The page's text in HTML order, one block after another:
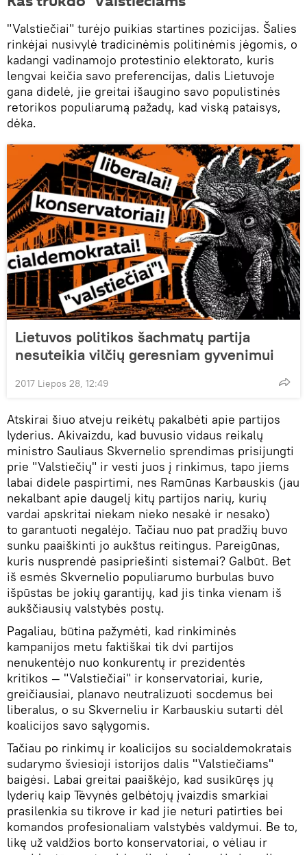
"Valstiečiai" turėjo puikias startines pozicijas. Šalies
rinkėjai nusivylė tradicinėmis politinėmis jėgomis, o
kadangi vadinamojo protestinio elektorato, kuris
lengvai keičia savo preferencijas, dalis Lietuvoje
gana didelė, jie greitai išaugino savo populistinės
retorikos populiarumą pažadų, kad viską pataisys,
dėka.
Lietuvos politikos šachmatų partija
nesuteikia vilčių geresniam gyvenimui
2017 Liepos 28, 12:49
Atskirai šiuo atveju reikėtų pakalbėti apie partijos
lyderius. Akivaizdu, kad buvusio vidaus reikalų
ministro Sauliaus Skvernelio sprendimas prisijungti
prie "Valstiečių" ir vesti juos į rinkimus, tapo jiems
labai didele paspirtimi, nes Ramūnas Karbauskis (jau
nekalbant apie daugelį kitų partijos narių, kurių
vardai apskritai niekam nieko nesakė ir nesako)
to garantuoti negalėjo. Tačiau nuo pat pradžių buvo
sunku paaiškinti jo aukštus reitingus. Pareigūnas,
kuris nusprendė pasipriešinti sistemai? Galbūt. Bet
iš esmės Skvernelio populiarumo burbulas buvo
išpūstas be jokių garantijų, kad jis tinka vienam iš
aukščiausių valstybės postų.
Pagaliau, būtina pažymėti, kad rinkiminės
kampanijos metu faktiškai tik dvi partijos
nenukentėjo nuo konkurentų ir prezidentės
kritikos — "Valstiečiai" ir konservatoriai, kurie,
greičiausiai, planavo neutralizuoti socdemus bei
liberalus, o su Skverneliu ir Karbauskiu sutarti dėl
koalicijos savo sąlygomis.
Tačiau po rinkimų ir koalicijos su socialdemokratais
sudarymo šviesioji istorijos dalis "Valstiečiams"
baigėsi. Labai greitai paaiškėjo, kad susikūręs jų
lyderių kaip Tėvynės gelbėtojų įvaizdis smarkiai
prasilenkia su tikrove ir kad jie neturi patirties bei
komandos profesionaliam valstybės valdymui. Be to,
likę už valdžios borto konservatoriai, o vėliau ir